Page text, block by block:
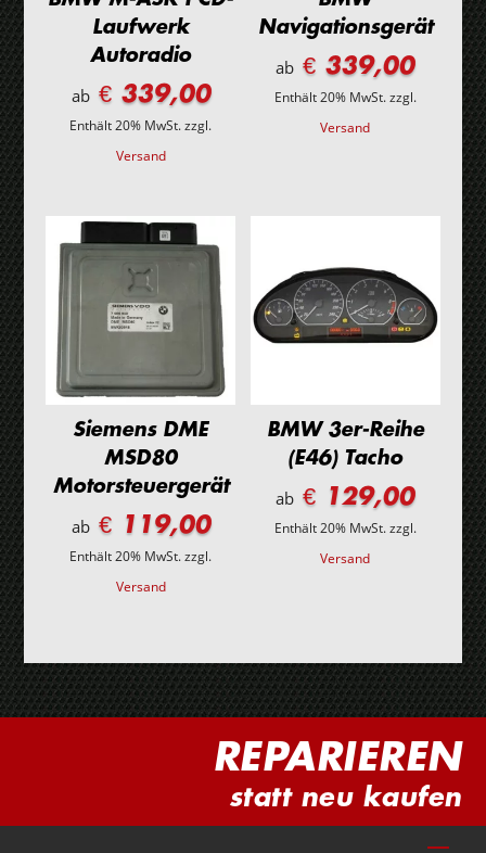
Laufwerk
Autoradio
ab€ 339,00
Enthält 20% MwSt.zzgl.
Versand
Navigationsgerät
ab € 339,00
Enthält 20% MwSt.zzgl.
Versand
Siemens DME
MSD80
Motorsteuergerät
ab€ 119,00
Enthält 20% MwSt.zzgl.
Versand
BMW 3er-Reihe
(E46) Tacho
ab € 129,00
Enthält 20% MwSt.zzgl.
Versand
REPARIEREN
statt neu kaufen